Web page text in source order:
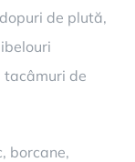
de plută,
tacâmuri de
borcane,